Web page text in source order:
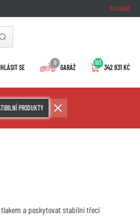
Kontakt
SE
0
GARÁŽ
103
342 831 KČ
PRODUKTY
a poskytovat stabilní třecí